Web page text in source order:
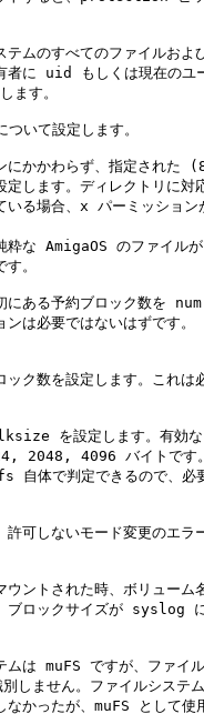
に uid もしくは現在のユ
します。ディレクトリに対
な AmigaOS のファイル
必要ではないはずです。
2048, 4096 バイトです
ロックサイズが syslog
ません。ファイルシステ